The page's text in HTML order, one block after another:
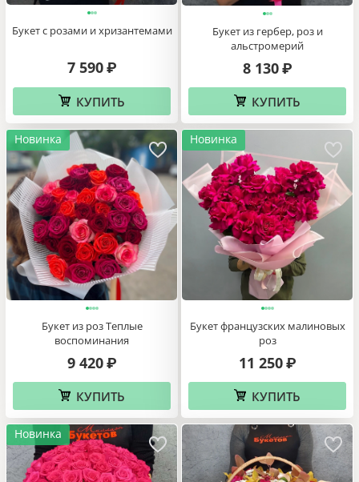
Букет с розами и хризантемами
7 590 ₽
КУПИТЬ
Букет из гербер, роз и
альстромерий
8 130 ₽
КУПИТЬ
Новинка
Букет из роз Теплые
воспоминания
9 420 ₽
КУПИТЬ
Новинка
Букет французских малиновых
роз
11 250 ₽
КУПИТЬ
Новинка